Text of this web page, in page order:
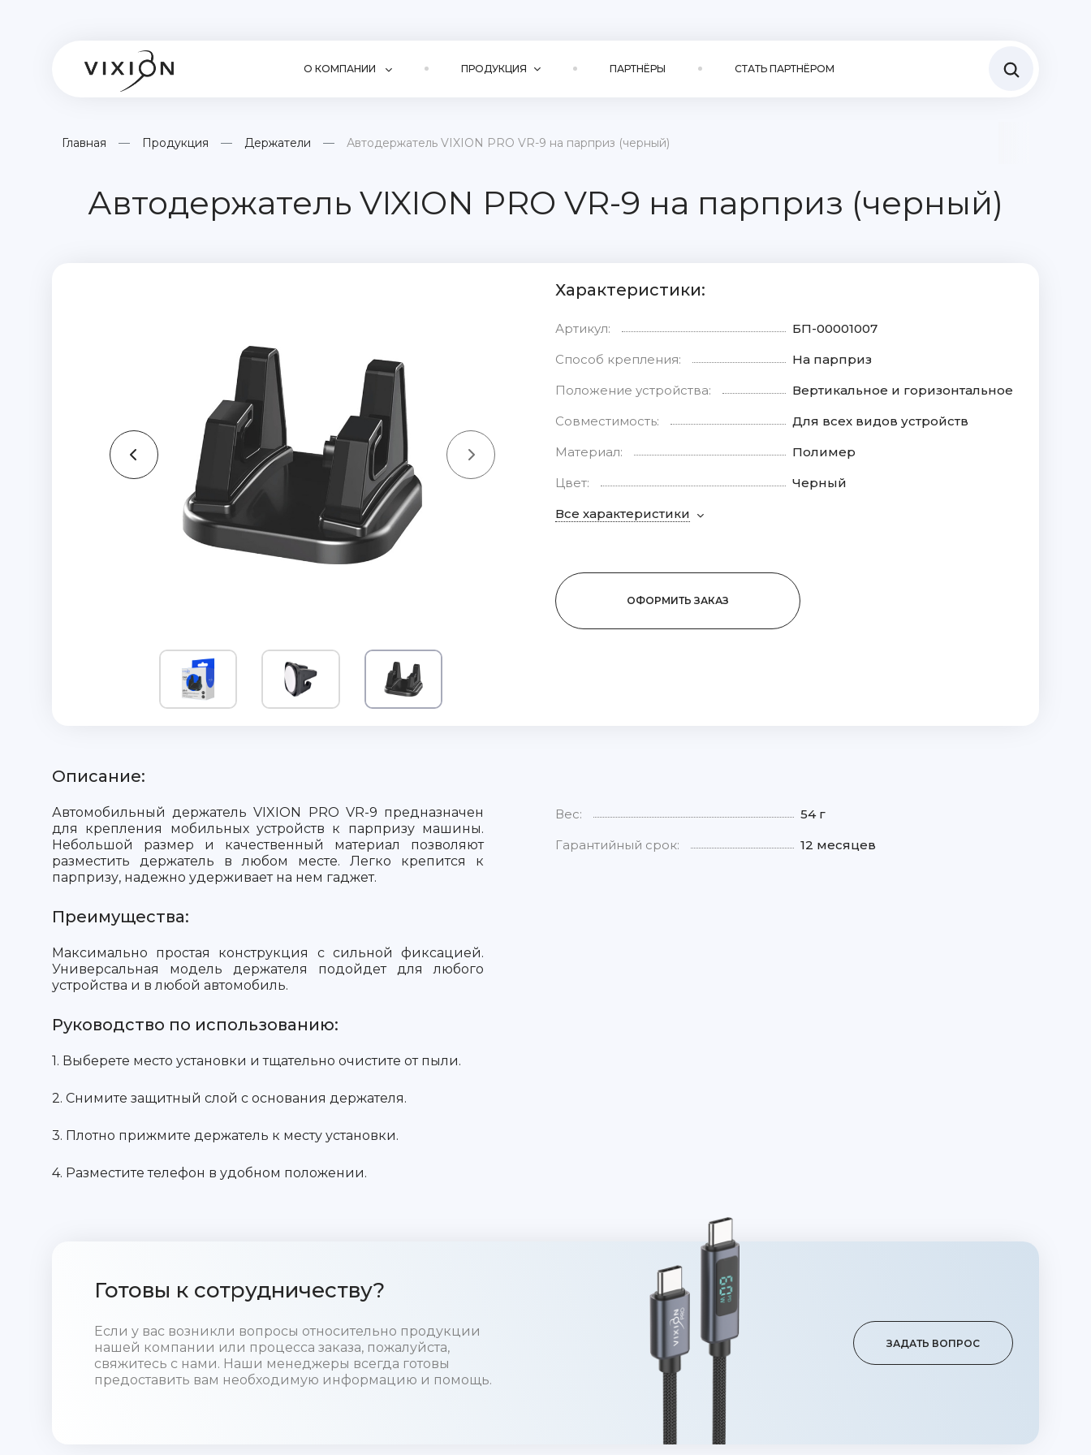
О КОМПАНИИ ПРОДУКЦИЯ ПАРТНЁРЫ СТАТЬ ПАРТНЁРОМ
Главная Продукция Держатели Автодержатель VIXION PRO VR-9 на парприз (черный)
Автодержатель VIXION PRO VR-9 на парприз (черный)
Характеристики:
Артикул:
БП-00001007
Способ крепления:
На парприз
Положение устройства:
Вертикальное и горизонтальное
Совместимость:
Для всех видов устройств
Материал:
Полимер
Цвет:
Черный
Все характеристики
ОФОРМИТЬ ЗАКАЗ
Описание:
Автомобильный держатель VIXION PRO VR-9 предназначен
для крепления мобильных устройств к парпризу машины.
Небольшой размер и качественный материал позволяют
разместить держатель в любом месте. Легко крепится к
парпризу, надежно удерживает на нем гаджет.
Преимущества:
Максимально простая конструкция с сильной фиксацией.
Универсальная модель держателя подойдет для любого
устройства и в любой автомобиль.
Руководство по использованию:
1. Выберете место установки и тщательно очистите от пыли.
2. Снимите защитный слой с основания держателя.
3. Плотно прижмите держатель к месту установки.
4. Разместите телефон в удобном положении.
Вес:
54 г
Гарантийный срок:
12 месяцев
Готовы к сотрудничеству?
Если у вас возникли вопросы относительно продукции
нашей компании или процесса заказа, пожалуйста,
свяжитесь с нами. Наши менеджеры всегда готовы
предоставить вам необходимую информацию и помощь.
ЗАДАТЬ ВОПРОС